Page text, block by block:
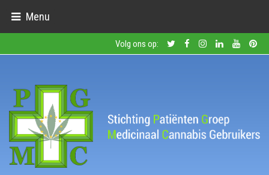
Menu
Volg ons op: